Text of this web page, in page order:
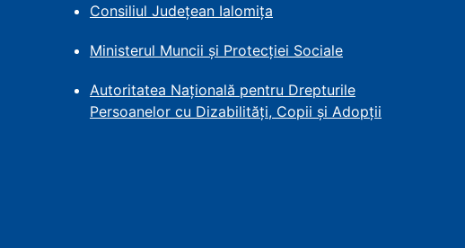
Consiliul Județean Ialomița
Ministerul Muncii și Protecției Sociale
Autoritatea Națională pentru Drepturile
Persoanelor cu Dizabilități, Copii și Adopții